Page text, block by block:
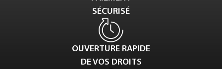
SÉCURISÉ
OUVERTURE RAPIDE
DE VOS DROITS